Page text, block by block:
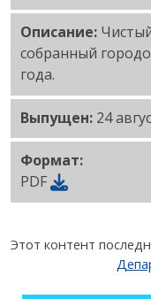
Описание:
собранный
года.
Выпущен: 24
Формат:
PDF
Этот контент